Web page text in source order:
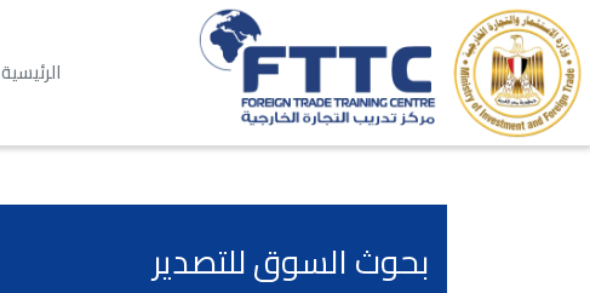
الرئيسية
بحوث السوق للتصدير